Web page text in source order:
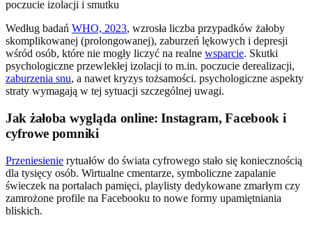
Według badań WHO, 2023, wzrosła liczba przypadków żałoby
skomplikowanej (prolongowanej), zaburzeń lękowych i depresji
wśród osób, które nie mogły liczyć na realne wsparcie. Skutki
psychologiczne przewlekłej izolacji to m.in. poczucie derealizacji,
zaburzenia snu, a nawet kryzys tożsamości. psychologiczne aspekty
straty wymagają w tej sytuacji szczególnej uwagi.
Jak żałoba wygląda online: Instagram, Facebook i
cyfrowe pomniki
Przeniesienie rytuałów do świata cyfrowego stało się koniecznością
dla tysięcy osób. Wirtualne cmentarze, symboliczne zapalanie
świeczek na portalach pamięci, playlisty dedykowane zmarłym czy
zamrożone profile na Facebooku to nowe formy upamiętniania
bliskich.